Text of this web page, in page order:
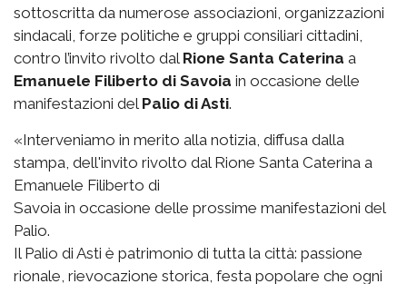
sottoscritta da numerose associazioni, organizzazioni
sindacali, forze politiche e gruppi consiliari cittadini,
contro l’invito rivolto dal Rione Santa Caterina a
Emanuele Filiberto di Savoia in occasione delle
manifestazioni del Palio di Asti.
«Interveniamo in merito alla notizia, diffusa dalla
stampa, dell'invito rivolto dal Rione Santa Caterina a
Emanuele Filiberto di
Savoia in occasione delle prossime manifestazioni del
Palio.
Il Palio di Asti è patrimonio di tutta la città: passione
rionale, rievocazione storica, festa popolare che ogni